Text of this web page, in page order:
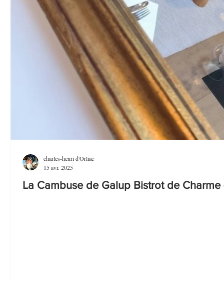
La Cambuse de Galup Bistrot de Charme
charles-henri d'Orliac
15 avr. 2025